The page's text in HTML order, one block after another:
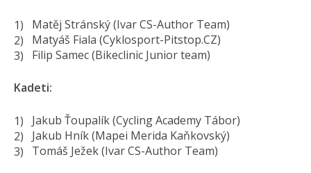
Matěj Stránský (Ivar CS-Author Team)
Matyáš Fiala (Cyklosport-Pitstop.CZ)
Filip Samec (Bikeclinic Junior team)
Kadeti:
Jakub Ťoupalík (Cycling Academy Tábor)
Jakub Hník (Mapei Merida Kaňkovský)
Tomáš Ježek (Ivar CS-Author Team)